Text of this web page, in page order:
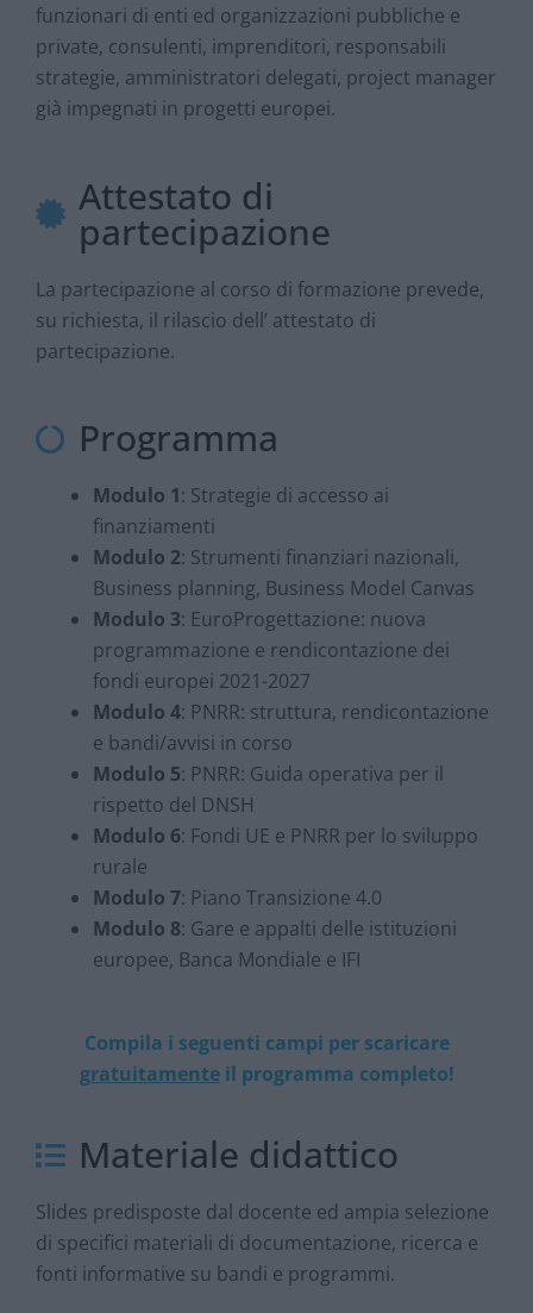
funzionari di enti ed organizzazioni pubbliche e
private, consulenti, imprenditori, responsabili
strategie, amministratori delegati, project manager
già impegnati in progetti europei.
Attestato di
partecipazione
La partecipazione al corso di formazione prevede,
su richiesta, il rilascio dell’ attestato di
partecipazione.
Programma
Modulo 1: Strategie di accesso ai
finanziamenti
Modulo 2: Strumenti finanziari nazionali,
Business planning, Business Model Canvas
Modulo 3: EuroProgettazione: nuova
programmazione e rendicontazione dei
fondi europei 2021-2027
Modulo 4: PNRR: struttura, rendicontazione
e bandi/avvisi in corso
Modulo 5: PNRR: Guida operativa per il
rispetto del DNSH
Modulo 6: Fondi UE e PNRR per lo sviluppo
rurale
Modulo 7: Piano Transizione 4.0
Modulo 8: Gare e appalti delle istituzioni
europee, Banca Mondiale e IFI
Compila i seguenti campi per scaricare
gratuitamenteil programma completo!
Materiale didattico
Slides predisposte dal docente ed ampia selezione
di specifici materiali di documentazione, ricerca e
fonti informative su bandi e programmi.